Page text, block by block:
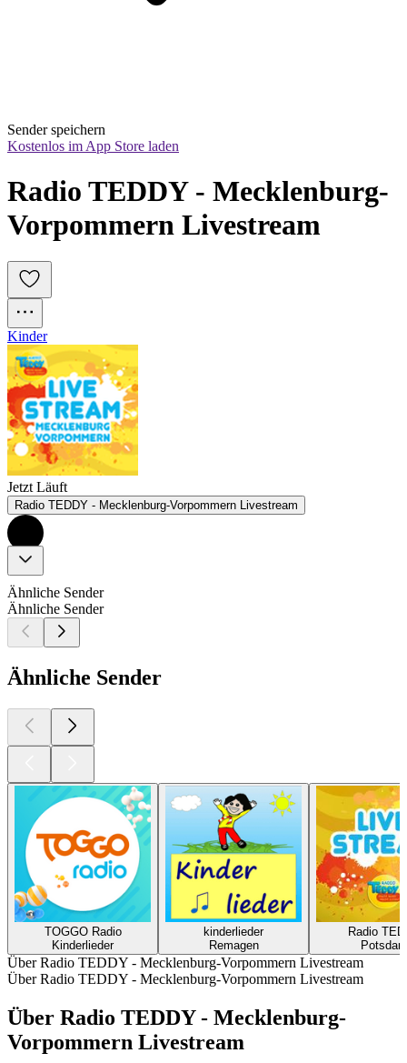
Sender speichern
Kostenlos im App Store laden
Radio TEDDY - Mecklenburg-
Vorpommern Livestream
Kinder
Jetzt Läuft
Radio TEDDY - Mecklenburg-Vorpommern Livestream
Ähnliche Sender
Ähnliche Sender
Ähnliche Sender
TOGGO Radio
Kinderlieder
kinderlieder
Remagen
Radio
Potsdam
Über Radio TEDDY - Mecklenburg-Vorpommern Livestream
Über Radio TEDDY - Mecklenburg-Vorpommern Livestream
Über Radio TEDDY - Mecklenburg-
Vorpommern Livestream